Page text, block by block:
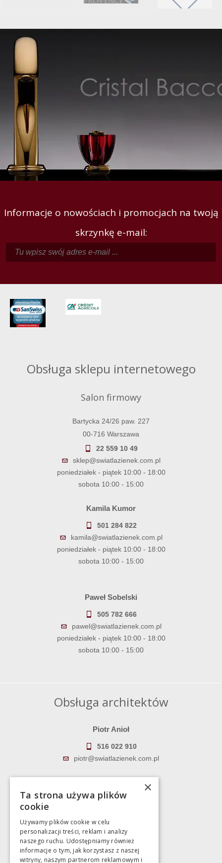
Informacje o nowościach i promocjach na twoją
skrzynkę e-mail:
Obsługa sklepu internetowego
Salon firmowy
Bartycka 24/26 paw. 227
00-716 Warszawa
22 559 10 49
sklep@swiatlazienek.com.pl
poniedziałek - piątek 10:00 - 18:00
sobota 10:00 - 15:00
Kamila Kumor
501 284 822
kamila@swiatlazienek.com.pl
poniedziałek - piątek 10:00 - 18:00
sobota 10:00 - 15:00
Paweł Sobelski
505 782 666
pawel@swiatlazienek.com.pl
poniedziałek - piątek 10:00 - 18:00
sobota 10:00 - 15:00
Obsługa architektów
Piotr Anioł
516 022 910
piotr@swiatlazienek.com.pl
783 043 083
Magazyn
×
Ta strona używa plików
cookie
Używamy plików cookie w celu
personalizacji treści, reklam i analizy
naszego ruchu. Udostępniamy również
informacje o tym, jak korzystasz z naszej
witryny, naszym partnerom reklamowym i